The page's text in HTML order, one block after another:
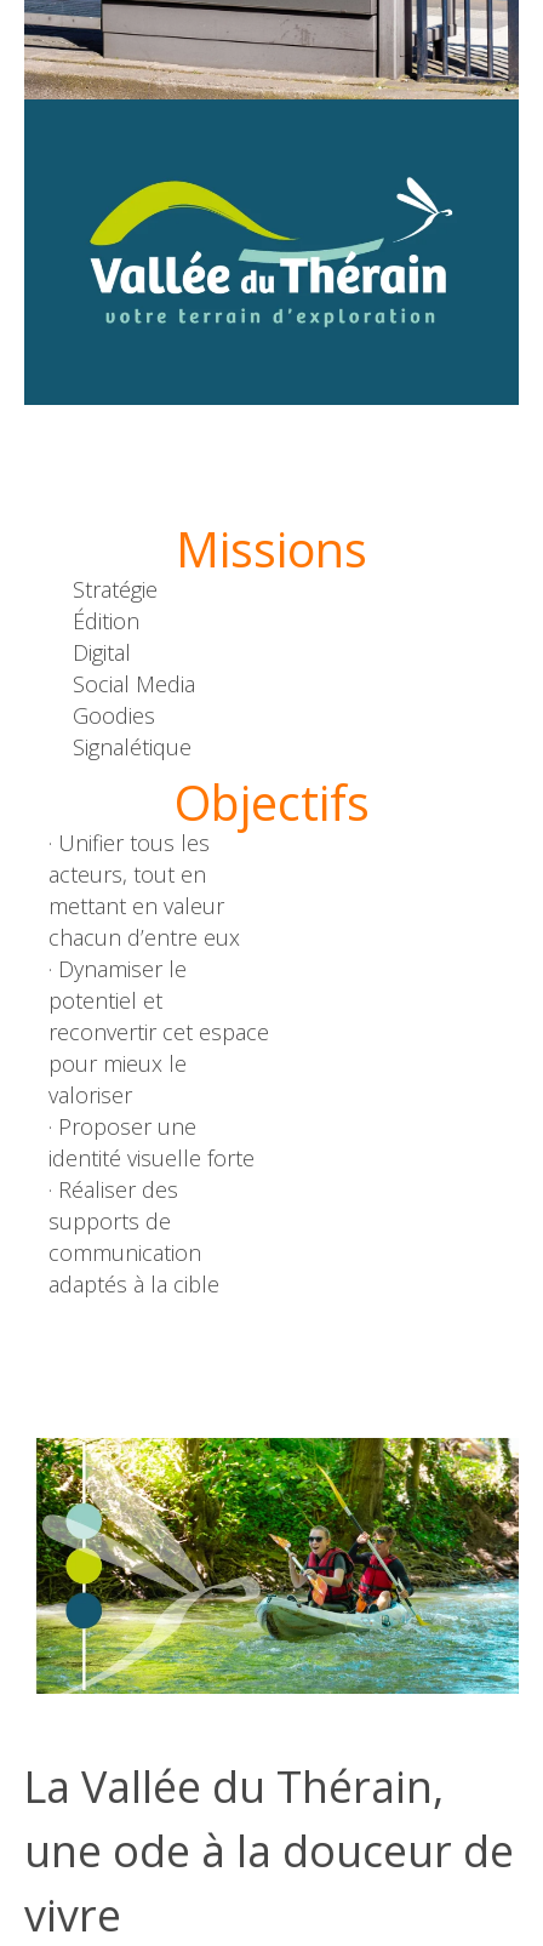
Missions
Stratégie
Édition
Digital
Social Media
Goodies
Signalétique
Objectifs
· Unifier tous les
acteurs, tout en
mettant en valeur
chacun d’entre eux
· Dynamiser le
potentiel et
reconvertir cet espace
pour mieux le
valoriser
· Proposer une
identité visuelle forte
· Réaliser des
supports de
communication
adaptés à la cible
La Vallée du Thérain,
une ode à la douceur de
vivre